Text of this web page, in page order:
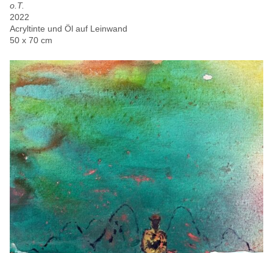
o.T.
2022
Acryltinte und Öl auf Leinwand
50 x 70 cm